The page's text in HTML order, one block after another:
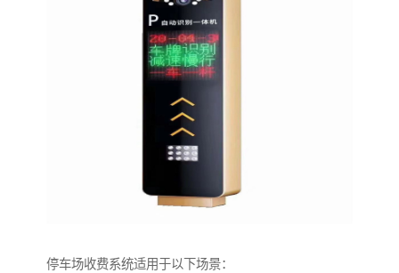
停车场收费系统适用于以下场景：